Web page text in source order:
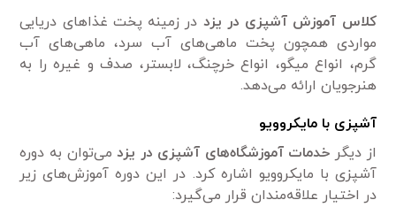
کلاس آموزش آشپزی در یزد در زمینه پخت غذا‌های دریایی
مواردی همچون پخت ماهی‌های آب سرد، ماهی‌های آب
گرم، انواع میگو، انواع خرچنگ، لابستر، صدف و غیره را به
هنرجویان ارائه می‌دهد.
آشپزی با مایکروویو
از دیگر خدمات آموزشگاه‌های آشپزی در یزد می‌توان به دوره
آشپزی با مایکروویو اشاره کرد. در این دوره آموزش‌های زیر
در اختیار علاقه‌مندان قرار می‌گیرد: